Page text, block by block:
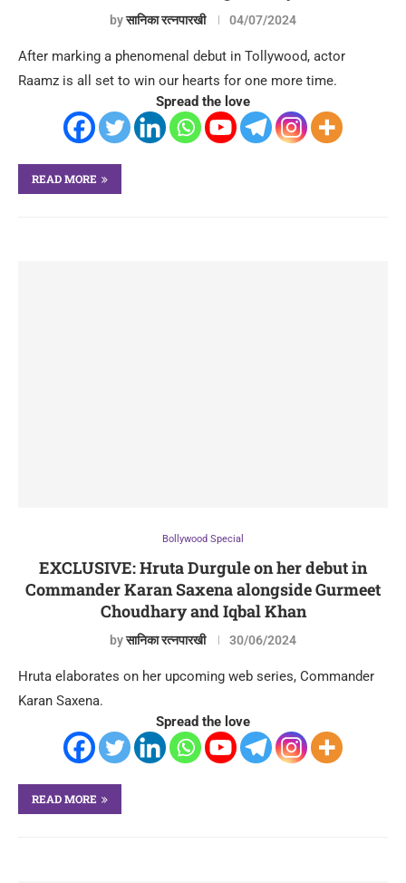
byसानिका रत्नपारखी 04/07/2024
After marking a phenomenal debut in Tollywood, actor
Raamz is all set to win our hearts for one more time.
Spread the love
READ MORE
Bollywood Special
EXCLUSIVE: Hruta Durgule on her debut in
Commander Karan Saxena alongside Gurmeet
Choudhary and Iqbal Khan
byसानिका रत्नपारखी 30/06/2024
Hruta elaborates on her upcoming web series, Commander
Karan Saxena.
Spread the love
READ MORE